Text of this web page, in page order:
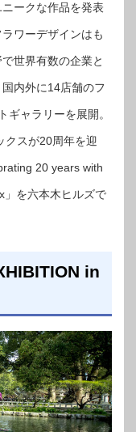
ークな作品を発表
ワーデザインはも
世界有数の企業と
内外に14店舗のフ
ギャラリーを展開。
クスが20周年を迎
20 years with
を六本木ヒルズで
in